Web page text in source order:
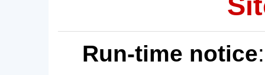
Run-time notice